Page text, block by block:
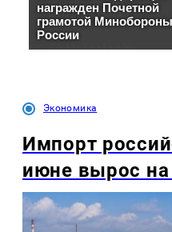
Экономика
Импорт
июне вырос на